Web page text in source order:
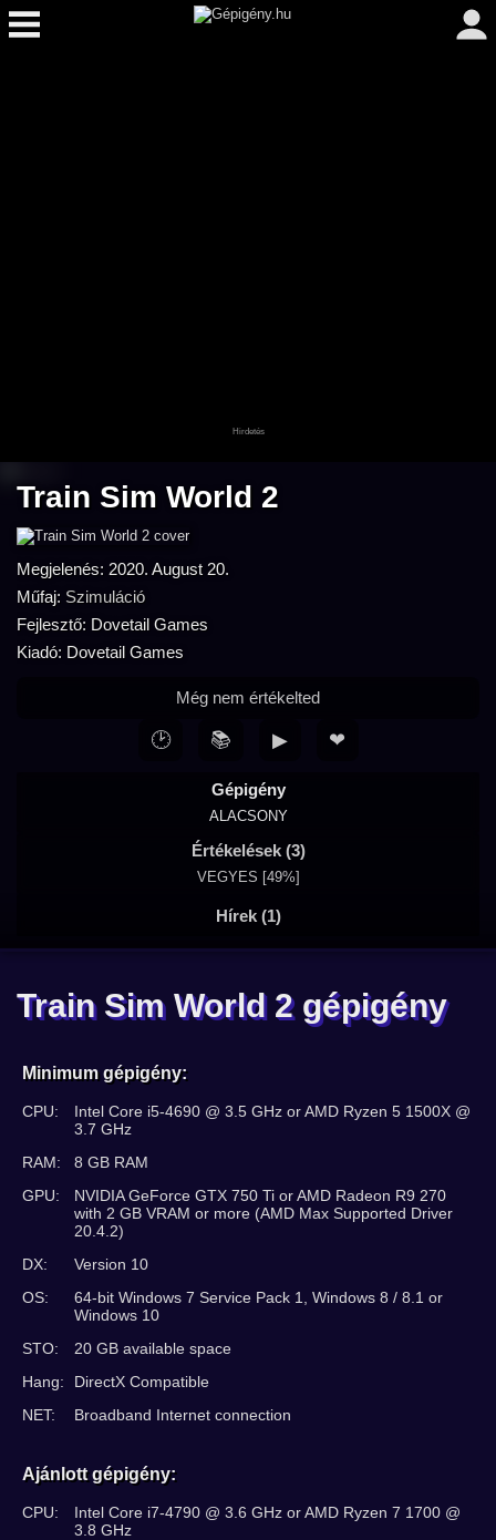
Train Sim World 2
Megjelenés: 2020. August 20.
Műfaj: Szimuláció
Fejlesztő: Dovetail Games
Kiadó: Dovetail Games
Gépigény
ALACSONY
Értékelések (3)
VEGYES [49%]
Hírek (1)
Még nem értékelted
🕑 📚 ▶ ❤
Train Sim World 2 gépigény
Minimum gépigény:
CPU:
Intel Core i5-4690 @ 3.5 GHz or AMD Ryzen 5 1500X @
3.7 GHz
RAM:
8 GB RAM
GPU:
NVIDIA GeForce GTX 750 Ti or AMD Radeon R9 270
with 2 GB VRAM or more (AMD Max Supported Driver
20.4.2)
DX:
Version 10
OS:
64-bit Windows 7 Service Pack 1, Windows 8 / 8.1 or
Windows 10
STO:
20 GB available space
Hang:
DirectX Compatible
NET:
Broadband Internet connection
Ajánlott gépigény:
CPU:
Intel Core i7-4790 @ 3.6 GHz or AMD Ryzen 7 1700 @
3.8 GHz